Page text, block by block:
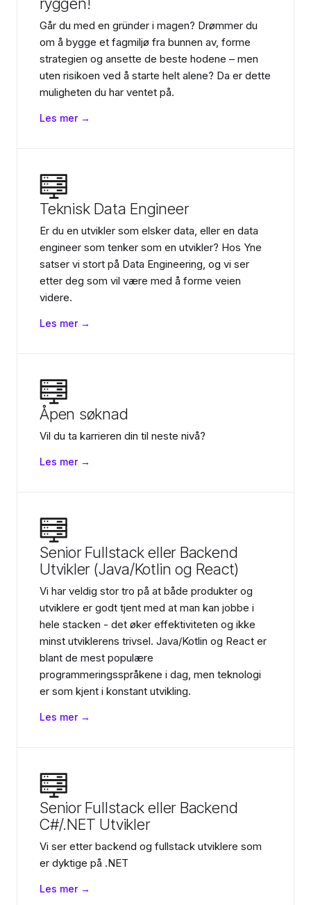
ryggen!
Går du med en gründer i magen? Drømmer du
om å bygge et fagmiljø fra bunnen av, forme
strategien og ansette de beste hodene – men
uten risikoen ved å starte helt alene? Da er dette
muligheten du har ventet på.
Les mer →
Teknisk Data Engineer
Er du en utvikler som elsker data, eller en data
engineer som tenker som en utvikler? Hos Yne
satser vi stort på Data Engineering, og vi ser
etter deg som vil være med å forme veien
videre.
Les mer →
Åpen søknad
Vil du ta karrieren din til neste nivå?
Les mer →
Senior Fullstack eller Backend
Utvikler (Java/Kotlin og React)
Vi har veldig stor tro på at både produkter og
utviklere er godt tjent med at man kan jobbe i
hele stacken - det øker effektiviteten og ikke
minst utviklerens trivsel. Java/Kotlin og React er
blant de mest populære
programmeringsspråkene i dag, men teknologi
er som kjent i konstant utvikling.
Les mer →
Senior Fullstack eller Backend
C#/.NET Utvikler
Vi ser etter backend og fullstack utviklere som
er dyktige på .NET
Les mer →